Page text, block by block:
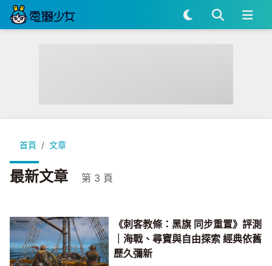
首頁 文章
最新文章 第 3 頁
《刺客教條：黑旗 同步重置》評測
｜海戰、尋寶與自由探索 經典依舊
歷久彌新